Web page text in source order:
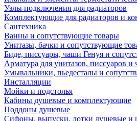
Узлы подключения для радиаторов
Комплектующие для радиаторов и
Сантехника
Ванны и сопутствующие товары
Унитазы, бачки и сопутствующие
Биде, писсуары, чаши Генуя и
Арматура для унитазов, писсуаров и
Умывальники, пьедесталы и
Инсталляции
Мойки и подстолья
Кабины душевые и комплектующие
Поддоны душевые
Сифоны, выпуски, лотки душевые и